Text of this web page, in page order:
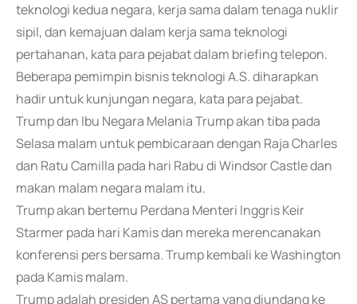
teknologi kedua negara, kerja sama dalam tenaga nuklir
sipil, dan kemajuan dalam kerja sama teknologi
pertahanan, kata para pejabat dalam briefing telepon.
Beberapa pemimpin bisnis teknologi A.S. diharapkan
hadir untuk kunjungan negara, kata para pejabat.
Trump dan Ibu Negara Melania Trump akan tiba pada
Selasa malam untuk pembicaraan dengan Raja Charles
dan Ratu Camilla pada hari Rabu di Windsor Castle dan
makan malam negara malam itu.
Trump akan bertemu Perdana Menteri Inggris Keir
Starmer pada hari Kamis dan mereka merencanakan
konferensi pers bersama. Trump kembali ke Washington
pada Kamis malam.
Trump adalah presiden AS pertama yang diundang ke